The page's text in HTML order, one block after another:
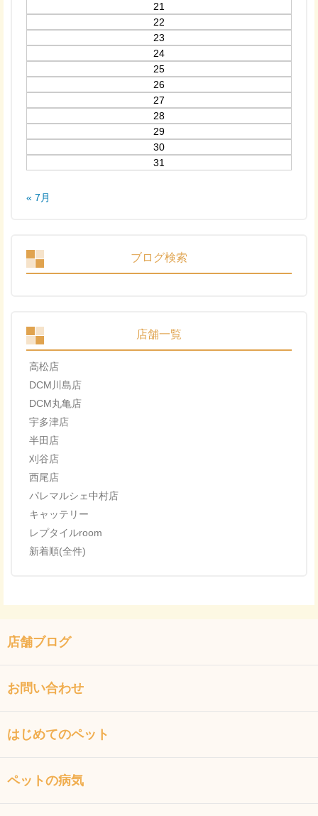
21
22
23
24
25
26
27
28
29
30
31
« 7月
ブログ検索
店舗一覧
高松店
DCM川島店
DCM丸亀店
宇多津店
半田店
刈谷店
西尾店
パレマルシェ中村店
キャッテリー
レプタイルroom
新着順(全件)
店舗ブログ
お問い合わせ
はじめてのペット
ペットの病気